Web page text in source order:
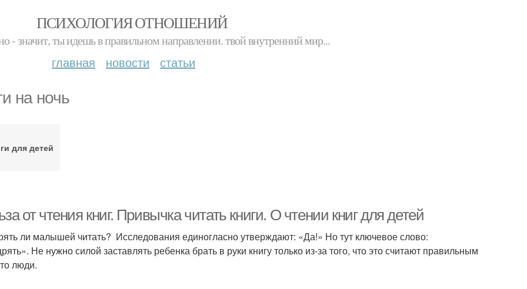
ПСИХОЛОГИЯ ОТНОШЕНИЙ
- значит, ты идешь в правильном направлении. твой внутренний мир...
главная новости статьи
на ночь
для детей
от чтения книг. Привычка читать книги. О чтении книг для детей
ли малышей читать? Исследования единогласно утверждают: «Да!» Но тут ключевое слово:
Не нужно силой заставлять ребенка брать в руки книгу только из-за того, что это считают правильным
люди.